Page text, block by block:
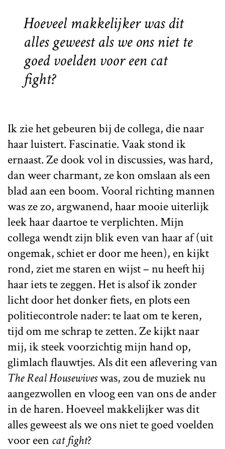
Hoeveel makkelijker was dit
alles geweest als we ons niet te
goed voelden voor eencat
fight?
Ik zie het gebeuren bij de collega, die naar
haar luistert. Fascinatie. Vaak stond ik
ernaast. Ze dook vol in discussies, was hard,
dan weer charmant, ze kon omslaan als een
blad aan een boom. Vooral richting mannen
was ze zo, argwanend, haar mooie uiterlijk
leek haar daartoe te verplichten. Mijn
collega wendt zijn blik even van haar af (uit
ongemak, schiet er door me heen), en kijkt
rond, ziet me staren en wijst – nu heeft hij
haar iets te zeggen. Het is alsof ik zonder
licht door het donker fiets, en plots een
politiecontrole nader: te laat om te keren,
tijd om me schrap te zetten. Ze kijkt naar
mij, ik steek voorzichtig mijn hand op,
glimlach flauwtjes. Als dit een aflevering van
The Real Housewiveswas, zou de muziek nu
aangezwollen en vloog een van ons de ander
in de haren. Hoeveel makkelijker was dit
alles geweest als we ons niet te goed voelden
voor eencat fight?